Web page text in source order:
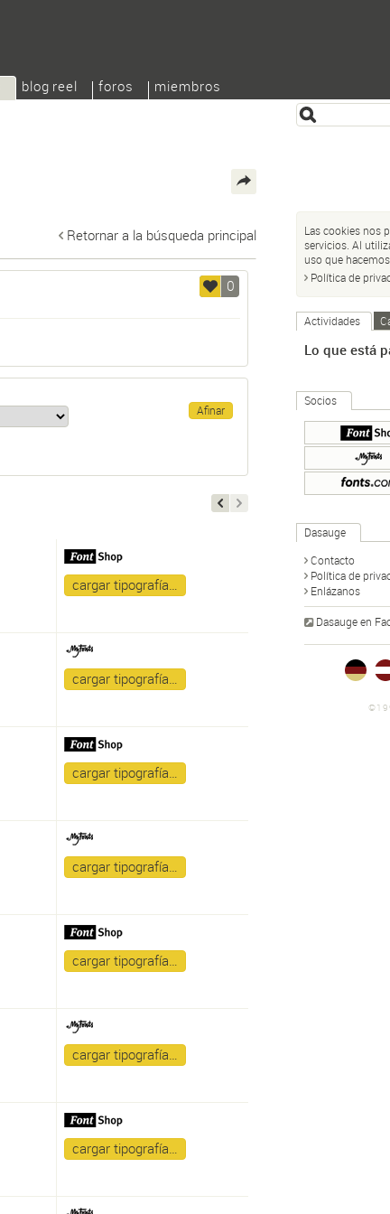
blog reel foros miembros
Retornar a la búsqueda principal
0
cargar tipografía…
cargar tipografía…
cargar tipografía…
cargar tipografía…
cargar tipografía…
cargar tipografía…
cargar tipografía…
Las cookies nos
servicios. Al
uso que
Política de
Actividades
Lo que está
Socios
Dasauge
Contacto
Política de
Enlázanos
Dasauge en